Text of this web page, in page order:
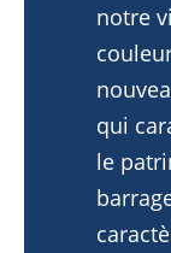
notre
qui
le